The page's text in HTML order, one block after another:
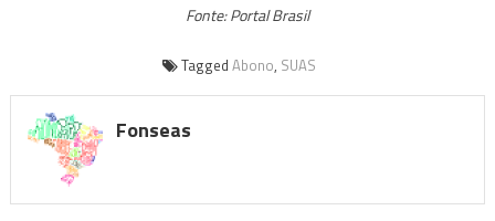
Fonte: Portal Brasil
Tagged Abono, SUAS
Fonseas